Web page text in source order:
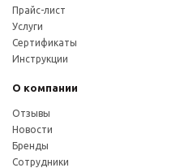
Прайс-лист
Услуги
Сертификаты
Инструкции
О компании
Отзывы
Новости
Бренды
Сотрудники